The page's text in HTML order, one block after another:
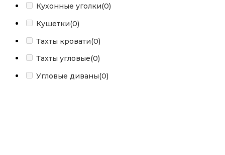
Кухонные уголки(0)
Кушетки(0)
Тахты кровати(0)
Тахты угловые(0)
Угловые диваны(0)